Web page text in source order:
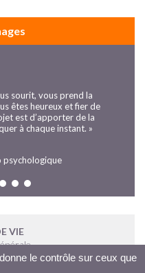
le contrôle sur ceux que
sourit, vous prend la
êtes heureux et fier de
est d’apporter de la
à chaque instant. »
psychologique
VIE
d'Or